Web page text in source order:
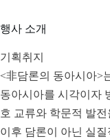
행사 소개
기획취지
<非담론의 동아시아>
동아시아를 시각이자
호 교류와 학문적 발
이후 담론이 아닌 실